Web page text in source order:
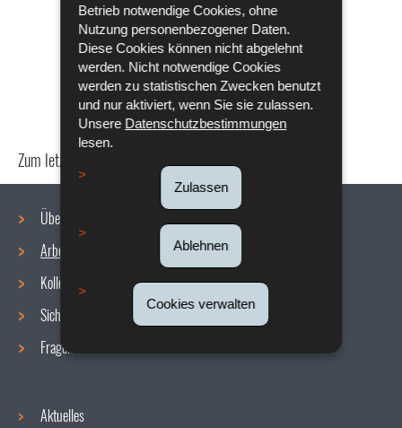
Betrieb notwendige Cookies, ohne
Nutzung personenbezogener Daten.
Diese Cookies können nicht abgelehnt
werden. Nicht notwendige Cookies
werden zu statistischen Zwecken benutzt
und nur aktiviert, wenn Sie sie zulassen.
Unsere Datenschutzbestimmungen
lesen.
Zulassen
Ablehnen
Cookies verwalten
Zum letzten Mal aktualisiert am24/04/2024
Navigationsmenü
Über uns
Arbeitsbedingungen
Kollektive Vereinbarungen
Sicherheit/Gesundheit am Arbeitsplatz
Fragen / Antworten
Aktuelles